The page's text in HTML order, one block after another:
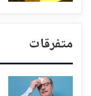
متفرقات